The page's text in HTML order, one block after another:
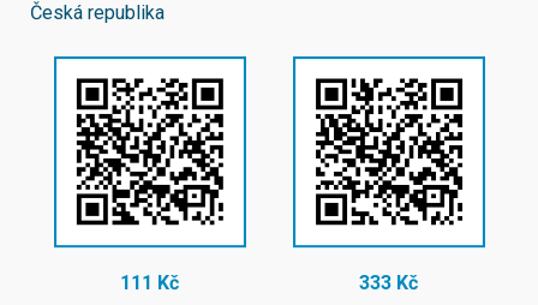
Česká republika
111 Kč 333 Kč